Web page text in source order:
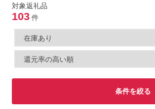
対象返礼品
103 件
条件を絞る